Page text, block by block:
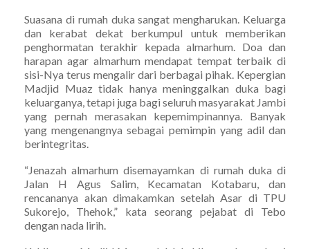
Suasana di rumah duka sangat mengharukan. Keluarga
dan kerabat dekat berkumpul untuk memberikan
penghormatan terakhir kepada almarhum. Doa dan
harapan agar almarhum mendapat tempat terbaik di
sisi-Nya terus mengalir dari berbagai pihak. Kepergian
Madjid Muaz tidak hanya meninggalkan duka bagi
keluarganya, tetapi juga bagi seluruh masyarakat Jambi
yang pernah merasakan kepemimpinannya. Banyak
yang mengenangnya sebagai pemimpin yang adil dan
berintegritas.
“Jenazah almarhum disemayamkan di rumah duka di
Jalan H Agus Salim, Kecamatan Kotabaru, dan
rencananya akan dimakamkan setelah Asar di TPU
Sukorejo, Thehok,” kata seorang pejabat di Tebo
dengan nada lirih.